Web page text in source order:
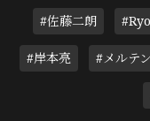
#佐藤二朗
#岸本亮 #メルテン